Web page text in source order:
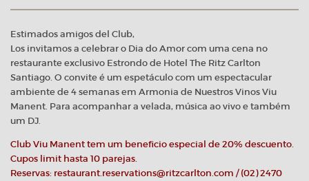
Estimados amigos del Club,
Los invitamos a celebrar o Dia do Amor com uma cena no
restaurante exclusivo Estrondo de Hotel The Ritz Carlton
Santiago. O convite é um espetáculo com um espectacular
ambiente de 4 semanas em Armonia de Nuestros Vinos Viu
Manent. Para acompanhar a velada, música ao vivo e também
um DJ.
Club Viu Manent tem um beneficio especial de 20% descuento.
Cupos limit hasta 10 parejas.
Reservas: restaurant.reservations@ritzcarlton.com / (02) 2470